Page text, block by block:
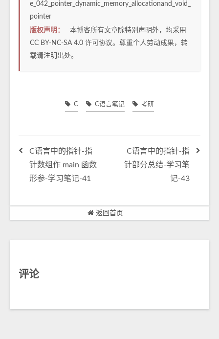
e_042_pointer_dynamic_memory_allocationand_void_
pointer
版权声明：
本博客所有文章除特别声明外，均采用
CC BY-NC-SA 4.0 许可协议。尊重个人劳动成果，转
载请注明出处。
C C语言笔记 考研
C语言中的指针-指
针数组作 main 函数
形参-学习笔记-41
C语言中的指针-指
针部分总结-学习笔
记-43
返回首页
评论